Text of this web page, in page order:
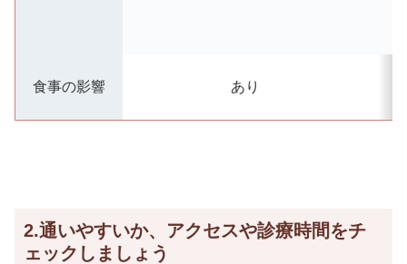
食事の影響 あり
2.通いやすいか、アクセスや診療時間をチ
ェックしましょう